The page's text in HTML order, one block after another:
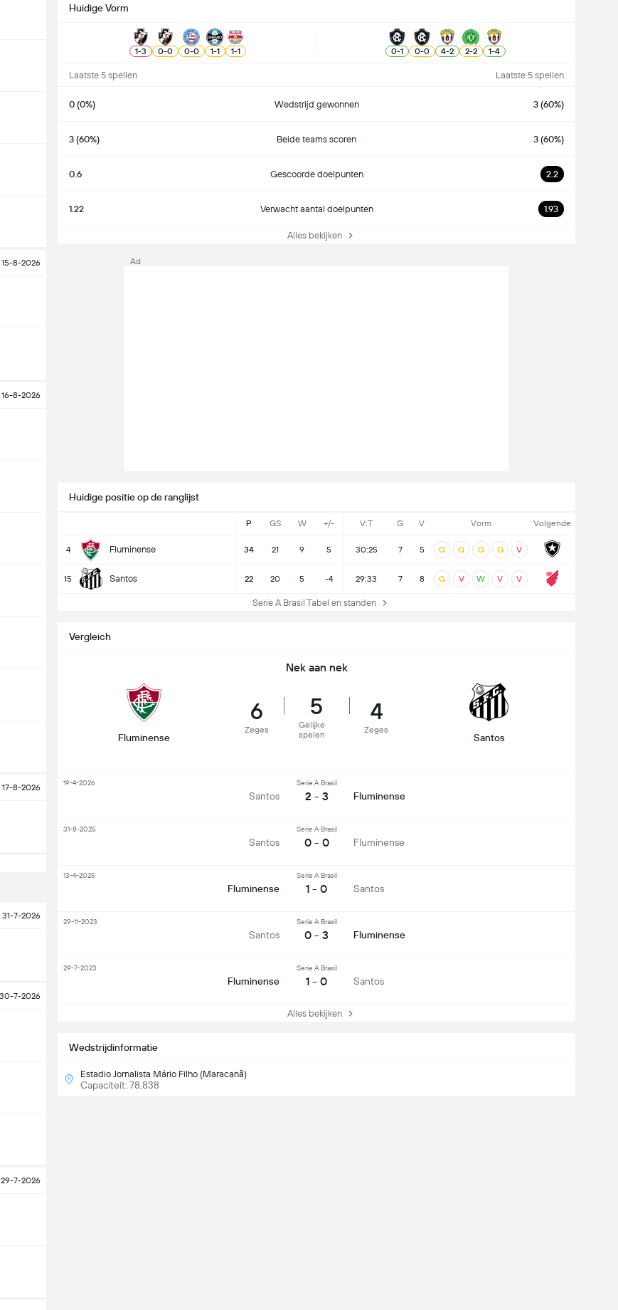
15-8-2026
16-8-2026
17-8-2026
31-7-2026
30-7-2026
29-7-2026
Huidige Vorm
1-3 0-0 0-0 1-1 1-1 0-1 0-0 4-2 2-2 1-4
Laatste 5 spellen Laatste 5 spellen
0 (0%) Wedstrijd gewonnen 3 (60%)
3 (60%) Beide teams scoren 3 (60%)
0.6 Gescoorde doelpunten 2.2
1.22 Verwacht aantal doelpunten 1.93
Alles bekijken
Huidige positie op de ranglijst
P GS W +/- V:T G V Vorm Volgende
4 Fluminense 34 21 9 5 30:25 7 5 G G G G V
15 Santos 22 20 5 -4 29:33 7 8 G V W V V
Serie A Brasil Tabel en standen
Wedstrijdinformatie
Estadio Jornalista Mário Filho (Maracanã)
Capaciteit: 78,838
Vergleich
Nek aan nek
Fluminense
6
Zeges
5
Gelijke
spelen
4
Zeges
Santos
Santos
Serie A Brasil
2 - 3 Fluminense
19-4-2026
Santos
Serie A Brasil
0 - 0 Fluminense
31-8-2025
Fluminense
Serie A Brasil
1 - 0 Santos
13-4-2025
Santos
Serie A Brasil
0 - 3 Fluminense
29-11-2023
Fluminense
Serie A Brasil
1 - 0 Santos
29-7-2023
Alles bekijken
Ad